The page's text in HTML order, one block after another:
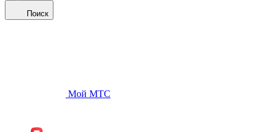
Поиск
Мой МТС